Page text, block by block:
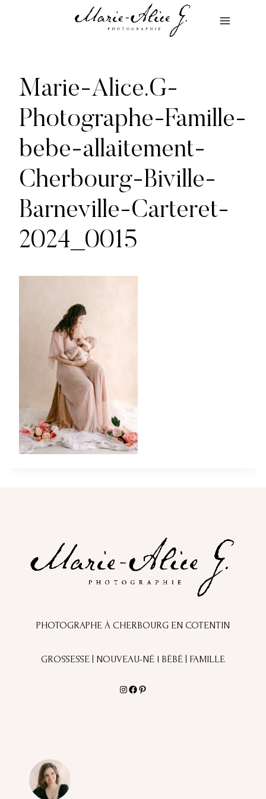
Marie-Alice.G-
Photographe-Famille-
bebe-allaitement-
Cherbourg-Biville-
Barneville-Carteret-
2024_0015
PHOTOGRAPHE À CHERBOURG EN COTENTIN
GROSSESSE | NOUVEAU-NÉ l BÉBÉ | FAMILLE
Instagram
Facebook
Pinterest